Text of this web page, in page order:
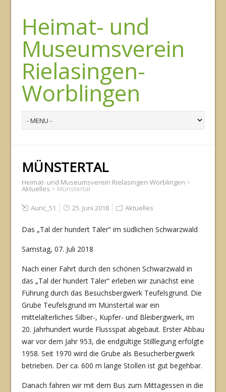
Heimat- und
Museumsverein
Rielasingen-
Worblingen
MÜNSTERTAL
Heimat- und Museumsverein Rielasingen-Worblingen >
Aktuelles > Münstertal
Auric_51 25. Juni 2018 Aktuelles
Das „Tal der hundert Täler“ im südlichen Schwarzwald
Samstag, 07. Juli 2018
Nach einer Fahrt durch den schönen Schwarzwald in
das „Tal der hundert Täler“ erleben wir zunächst eine
Führung durch das Besuchsbergwerk Teufelsgrund. Die
Grube Teufels­grund im Münstertal war ein
mittelalterliches Silber-, Kupfer- und Bleibergwerk, im
20. Jahrhundert wurde Flussspat abgebaut. Erster Abbau
war vor dem Jahr 953, die endgülti­ge Stilllegung erfolgte
1958. Seit 1970 wird die Grube als Besucherbergwerk
betrieben. Der ca. 600 m lange Stollen ist gut begehbar.
Danach fahren wir mit dem Bus zum Mittagessen in die